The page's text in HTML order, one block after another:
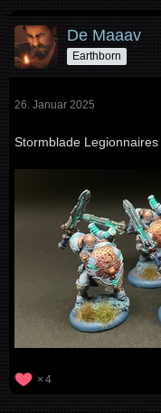
De Maaav
Earthborn
26. Januar 2025
Stormblade Legionnaires
4